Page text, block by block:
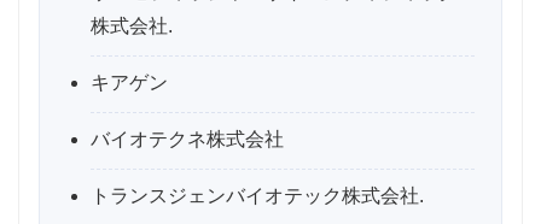
株式会社.
キアゲン
バイオテクネ株式会社
トランスジェンバイオテック株式会社.